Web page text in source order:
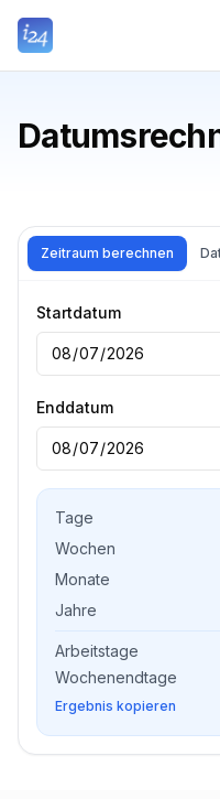
Zeitraum berechnen
Startdatum
Enddatum
Tage
Wochen
Monate
Jahre
Arbeitstage
Wochenendtage
Ergebnis kopieren